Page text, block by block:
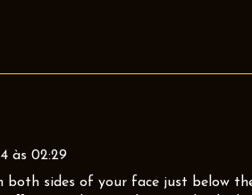
às 02:29
both sides of your face just below